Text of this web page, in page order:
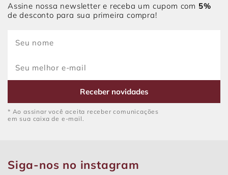
Assine nossa newsletter e receba um cupom com 5%
de desconto para sua primeira compra!
Receber novidades
* Ao assinar você aceita receber comunicações
em sua caixa de e-mail.
Siga-nos no instagram